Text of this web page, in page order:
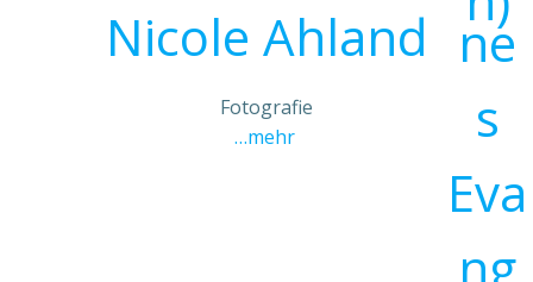
Nicole Ahland
Fotografie
…mehr